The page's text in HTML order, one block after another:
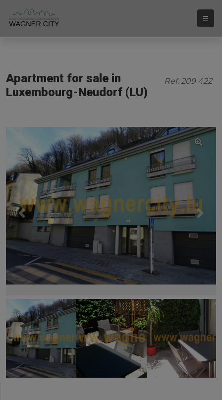
Apartment for sale in
Luxembourg-Neudorf (LU)
Ref: 209 422
Previous Next